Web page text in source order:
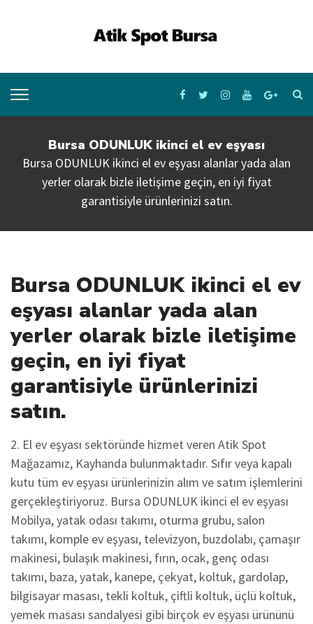
Bursa ODUNLUK ikinci el ev eşyası
Bursa ODUNLUK ikinci el ev eşyası alanlar yada alan
yerler olarak bizle iletişime geçin, en iyi fiyat
garantisiyle ürünlerinizi satın.
Bursa ODUNLUK ikinci el ev
eşyası alanlar yada alan
yerler olarak bizle iletişime
geçin, en iyi fiyat
garantisiyle ürünlerinizi
satın.
2. El ev eşyası sektöründe hizmet veren Atik Spot
Mağazamız, Kayhanda bulunmaktadır. Sıfır veya kapalı
kutu tüm ev eşyası ürünlerinizin alım ve satım işlemlerini
gerçekleştiriyoruz. Bursa ODUNLUK ikinci el ev eşyası
Mobilya, yatak odası takımı, oturma grubu, salon
takımı, komple ev eşyası, televizyon, buzdolabı, çamaşır
makinesi, bulaşık makinesi, fırın, ocak, genç odası
takımı, baza, yatak, kanepe, çekyat, koltuk, gardolap,
bilgisayar masası, tekli koltuk, çiftli koltuk, üçlü koltuk,
yemek masası sandalyesi gibi birçok ev eşyası ürününü